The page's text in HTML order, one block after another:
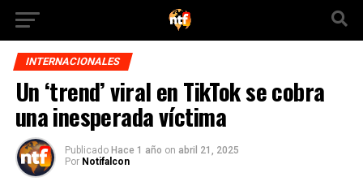
INTERNACIONALES
Un ‘trend’ viral en TikTok se cobra
una inesperada víctima
Publicado Hace 1 año on abril 21, 2025
Por Notifalcon